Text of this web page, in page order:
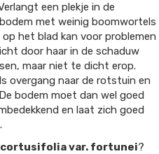
een plekje in de
met weinig boomwortels
het blad kan voor problemen
door haar in de schaduw
maar niet te dicht erop.
overgang naar de rotstuin en
bodem moet dan wel goed
en laat zich goed
cortusifolia var. fortunei?